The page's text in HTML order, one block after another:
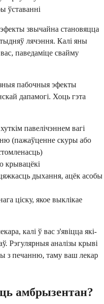
ўставанні
звычайна становяцца
лячэння. Калі яны
паведаміце свайму
пабочныя эфекты
дапамогі. Хоць гэта
павелічэннем вагі
(пажаўценне скуры або
крывацёкі
дыхання, ацёк асобы
ціску, якое выклікае
калі ў вас з'явіцца які-
Рэгулярныя аналізы крыві
з печанню, таму ваш лекар
амбрызентан?